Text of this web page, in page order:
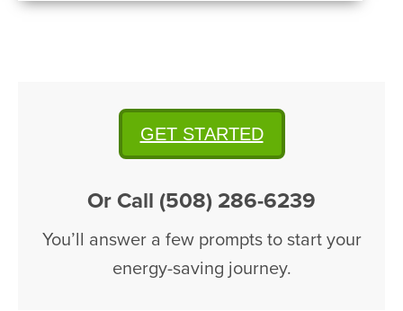
GET STARTED
Or Call (508) 286-6239
You’ll answer a few prompts to start your
energy-saving journey.